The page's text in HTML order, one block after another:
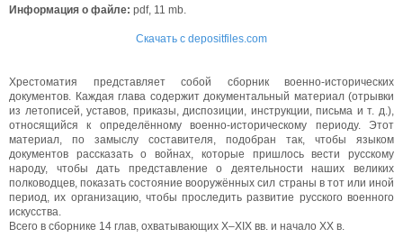
Информация о файле: pdf, 11 mb.
Скачать с depositfiles.com
Хрестоматия представляет собой сборник военно-исторических
документов. Каждая глава содержит документальный материал (отрывки
из летописей, уставов, приказы, диспозиции, инструкции, письма и т. д.),
относящийся к определённому военно-историческому периоду. Этот
материал, по замыслу составителя, подобран так, чтобы языком
документов рассказать о войнах, которые пришлось вести русскому
народу, чтобы дать представление о деятельности наших великих
полководцев, показать состояние вооружённых сил страны в тот или иной
период, их организацию, чтобы проследить развитие русского военного
искусства.
Всего в сборнике 14 глав, охватывающих X–XIX вв. и начало XX в.